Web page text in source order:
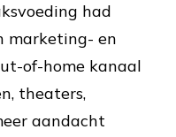
had
marketing- en
of-home kanaal
theaters,
aandacht